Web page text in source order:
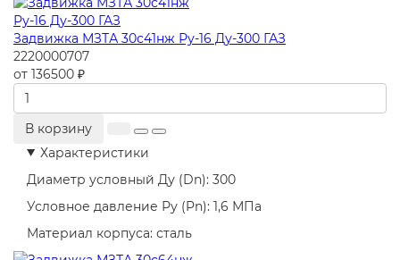
Задвижка МЗТА 30с41нж Ру-16 Ду-300 ГАЗ
2220000707
от 136500 ₽
В корзину
Характеристики
Диаметр условный Ду (Dn): 300
Условное давление Ру (Pn): 1,6 МПа
Материал корпуса: сталь